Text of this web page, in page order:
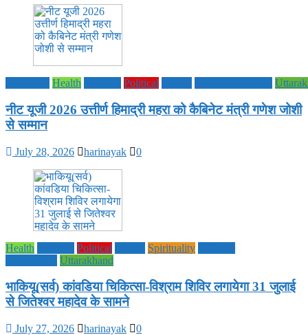
Health Political
नीट यूजी 2026 उत्तीर्ण हिमाद्री महरा को कैबिनेट मंत्री गणेश जोशी
से सम्मान
July 28, 2026 harinayak 0
Health Political Spirituality
Uttarakhand
भाकियू(सर्व) कांवडिया चिकित्सा-विश्राम शिविर लगायेगा 31 जुलाई
से जितेश्वर महादेव के सामने
July 27, 2026 harinayak 0